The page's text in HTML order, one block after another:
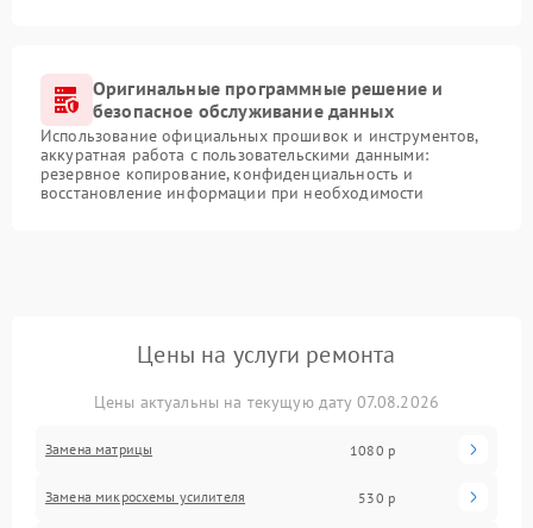
Оригинальные программные решение и
безопасное обслуживание данных
Использование официальных прошивок и инструментов,
аккуратная работа с пользовательскими данными:
резервное копирование, конфиденциальность и
восстановление информации при необходимости
Цены на услуги ремонта
Цены актуальны на текущую дату 07.08.2026
Замена матрицы 1080 р
Замена микросхемы усилителя 530 р